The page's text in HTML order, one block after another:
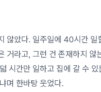
않았다. 일주일에 40시간 일
거라고, 그런 건 존재하지 않
시간만 일하고 집에 갈 수 있
며 한바탕 웃었다.